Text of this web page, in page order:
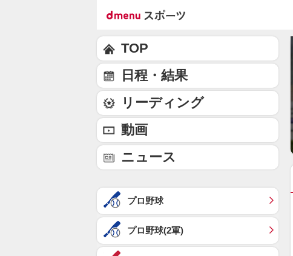
TOP
日程・結果
リーディング
動画
ニュース
プロ野球
プロ野球(2軍)